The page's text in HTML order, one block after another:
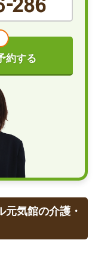
約する
気館の介護・